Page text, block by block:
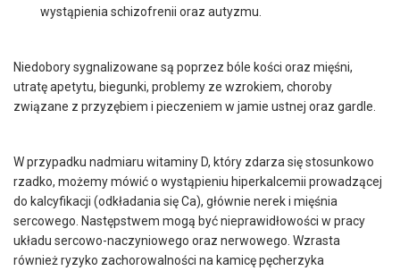
wystąpienia schizofrenii oraz autyzmu.
Niedobory sygnalizowane są poprzez bóle kości oraz mięśni,
utratę apetytu, biegunki, problemy ze wzrokiem, choroby
związane z przyzębiem i pieczeniem w jamie ustnej oraz gardle.
W przypadku nadmiaru witaminy D, który zdarza się stosunkowo
rzadko, możemy mówić o wystąpieniu hiperkalcemii prowadzącej
do kalcyfikacji (odkładania się Ca), głównie nerek i mięśnia
sercowego. Następstwem mogą być nieprawidłowości w pracy
układu sercowo-naczyniowego oraz nerwowego. Wzrasta
również ryzyko zachorowalności na kamicę pęcherzyka